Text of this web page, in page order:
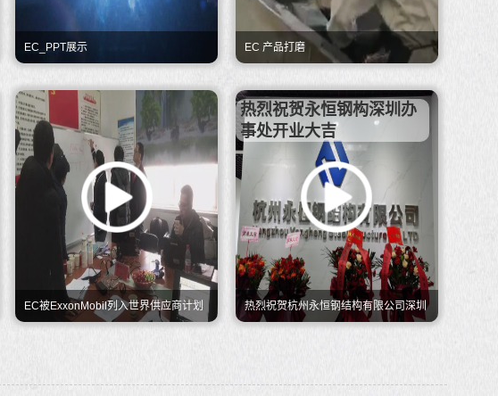
EC_PPT展示 EC 产品打磨
EC被ExxonMobil列入世界供应商计划 热烈祝贺杭州永恒钢结构有限公司深圳
热烈祝贺永恒钢构深圳办
事处开业大吉